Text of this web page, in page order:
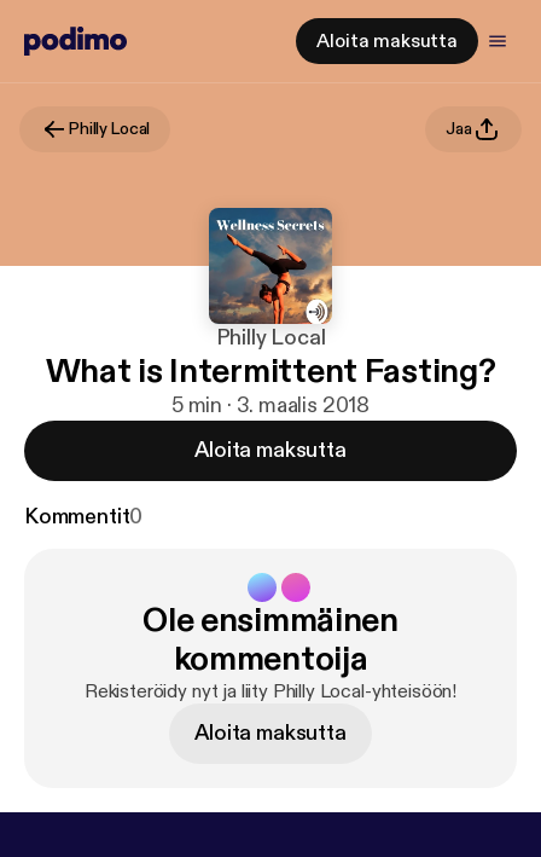
Aloita maksutta
Philly Local Jaa
Philly Local
What is Intermittent Fasting?
5 min · 3. maalis 2018
Aloita maksutta
Kommentit0
Ole ensimmäinen
kommentoija
Rekisteröidy nyt ja liity Philly Local-yhteisöön!
Aloita maksutta